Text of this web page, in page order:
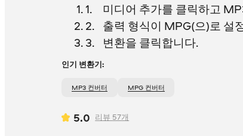
미디어 추가를 클릭하고
출력 형식이 MPG(으)로 설
변환을 클릭합니다.
인기 변환기:
MP3 컨버터 MPG 컨버터
5.0 리뷰 57개